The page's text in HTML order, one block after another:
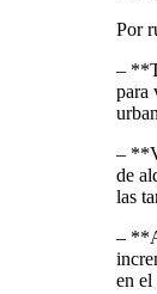
Por
–
para
–
de
las
–
en el